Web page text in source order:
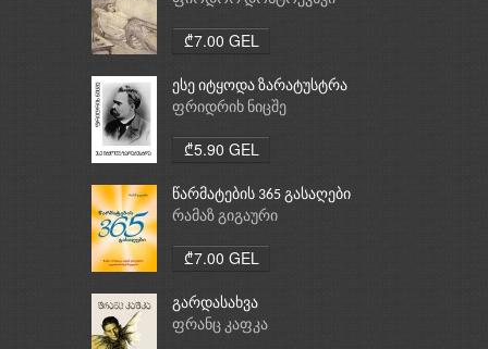
₾7.00 GEL
ესე იტყოდა ზარატუსტრა
ფრიდრიხ ნიცშე
₾5.90 GEL
წარმატების 365 გასაღები
რამაზ გიგაური
₾7.00 GEL
გარდასახვა
ფრანც კაფკა